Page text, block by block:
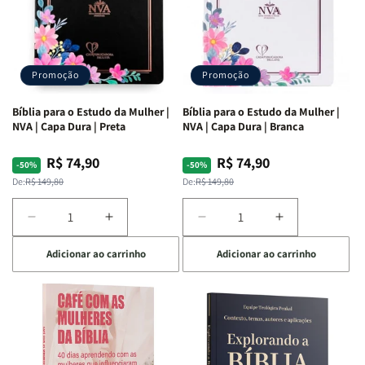
Promoção
Bíblia para o Estudo da Mulher |
NVA | Capa Dura | Preta
-50%
Preço
normal
De:R$ 149,80
Preço
promocional
R$ 74,90
Diminuir
a
quantidade
de
Bíblia
para
Estudo
da
Aumentar
a
quantidade
de
Bíblia
para
o
Estudo
da
Adicionar ao carrinho
Promoção
Bíblia para o Estudo da Mulher |
NVA | Capa Dura | Branca
-50%
Preço
normal
De:R$ 149,80
Preço
promocional
R$ 74,90
Diminuir
a
quantidade
de
Bíblia
o
Estudo
da
Aumentar
a
quantidade
de
Bíblia
para
o
Estudo
Adicionar ao carrinho